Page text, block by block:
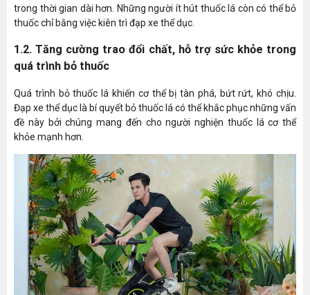
trong thời gian dài hơn. Những người ít hút thuốc lá còn có thể bỏ
thuốc chỉ bằng việc kiên trì đạp xe thể dục.
1.2. Tăng cường trao đổi chất, hỗ trợ sức khỏe trong
quá trình bỏ thuốc
Quá trình bỏ thuốc lá khiến cơ thể bị tàn phá, bứt rứt, khó chịu.
Đạp xe thể dục là bí quyết bỏ thuốc lá có thể khắc phục những vấn
đề này bởi chúng mang đến cho người nghiện thuốc lá cơ thể
khỏe mạnh hơn.